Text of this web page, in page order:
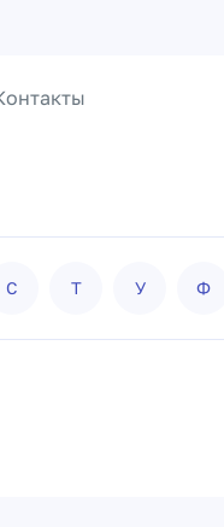
С Т У Ф